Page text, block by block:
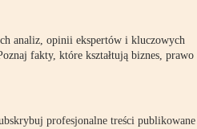
analiz, opinii ekspertów i kluczowych
fakty, które kształtują biznes, prawo
profesjonalne treści publikowane